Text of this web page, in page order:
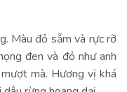
Màu đỏ sẫm và rực rỡ
đen và đỏ như anh
mà. Hương vị khá